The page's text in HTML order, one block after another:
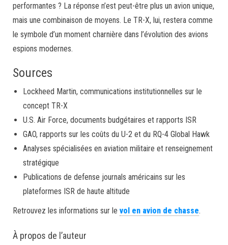
performantes ? La réponse n’est peut-être plus un avion unique,
mais une combinaison de moyens. Le TR-X, lui, restera comme
le symbole d’un moment charnière dans l’évolution des avions
espions modernes.
Sources
Lockheed Martin, communications institutionnelles sur le
concept TR-X
U.S. Air Force, documents budgétaires et rapports ISR
GAO, rapports sur les coûts du U-2 et du RQ-4 Global Hawk
Analyses spécialisées en aviation militaire et renseignement
stratégique
Publications de defense journals américains sur les
plateformes ISR de haute altitude
Retrouvez les informations sur le vol en avion de chasse.
À propos de l’auteur